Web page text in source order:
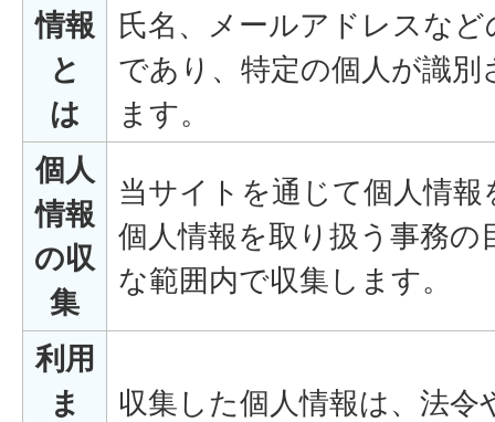
情報
と
は
氏名、メールアドレスな
であり、特定の個人が識
ます。
個人
情報
の収
集
当サイトを通じて個人情
個人情報を取り扱う事務の
な範囲内で収集します。
利用
ま
収集した個人情報は、法